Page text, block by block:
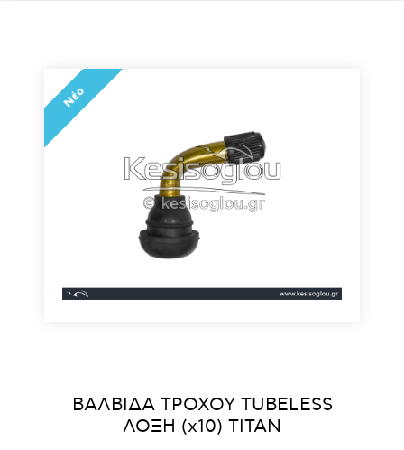
Νέο
ΒΑΛΒΙΔΑ ΤΡΟΧΟΥ TUBELESS
ΛΟΞΗ (x10) TITAN